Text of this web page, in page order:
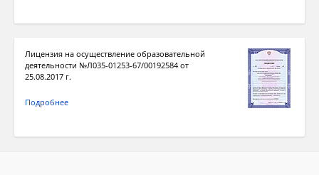
Лицензия на осуществление образовательной
деятельности №Л035-01253-67/00192584 от
25.08.2017 г.
Подробнее